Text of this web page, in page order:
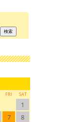
FRI SAT
1
7
8